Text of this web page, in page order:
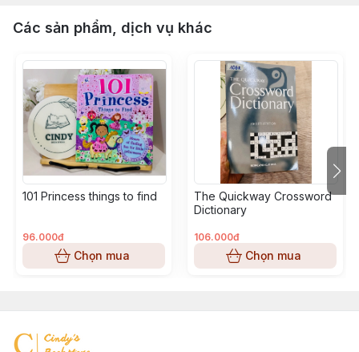
Các sản phẩm, dịch vụ khác
101 Princess things to find
96.000đ
Chọn mua
The Quickway Crossword
Dictionary
106.000đ
Chọn mua